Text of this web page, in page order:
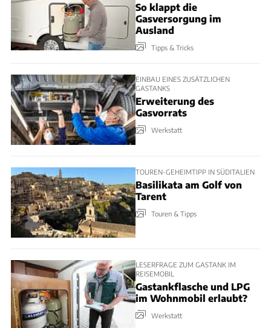
So klappt die
Gasversorgung im
Ausland
Tipps & Tricks
EINBAU EINES ZUSÄTZLICHEN
GASTANKS
Erweiterung des
Gasvorrats
Werkstatt
TOUREN-GEHEIMTIPP IN SÜDITALIEN
Basilikata am Golf von
Tarent
Touren & Tipps
LESERFRAGE ZUM GASTANK IM
REISEMOBIL
Gastankflasche und LPG
im Wohnmobil erlaubt?
Werkstatt